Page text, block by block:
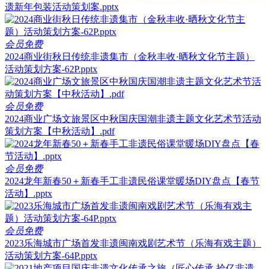
遗新年包装活动策划案.pptx
会员免费
2024商业街秋日传统非遗集市（金秋丰收·晒秋文化节主题）
活动策划方案-62P.pptx
会员免费
2024商业广场文旅景区中秋国庆国潮非遗主题文化艺术节活动
策划方案【中秋活动】.pdf
会员免费
2024龙年新春50＋新春手工非遗民俗课堂暖场DIY盘点【春节
活动】.pptx
会员免费
2023乐海城市广场首发非遗闽南戏剧艺术节（乐海有戏主题）
活动策划方案-64P.pptx